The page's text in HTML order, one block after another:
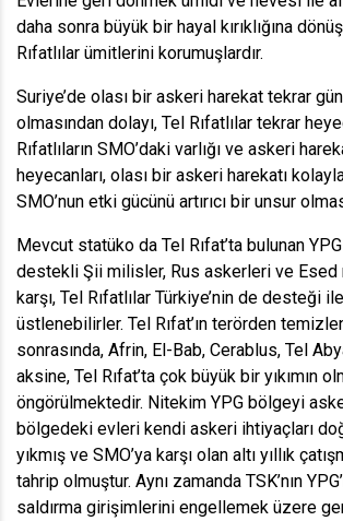
daha sonra büyük bir hayal kırıklığına
Rıfatlılar ümitlerini korumuşlardır.
Suriye’de olası bir askeri harekat tekrar
olmasından dolayı, Tel Rıfatlılar tekrar
Rıfatlıların SMO’daki varlığı ve askeri
heyecanları, olası bir askeri harekatı
SMO’nun etki gücünü artırıcı bir unsur
Mevcut statüko da Tel Rıfat’ta bulunan
destekli Şii milisler, Rus askerleri ve Esed
karşı, Tel Rıfatlılar Türkiye’nin de desteği
üstlenebilirler. Tel Rıfat’ın terörden
sonrasında, Afrin, El-Bab, Cerablus, Tel
aksine, Tel Rıfat’ta çok büyük bir yıkımın
öngörülmektedir. Nitekim YPG bölgeyi
bölgedeki evleri kendi askeri ihtiyaçları
yıkmış ve SMO’ya karşı olan altı yıllık
tahrip olmuştur. Aynı zamanda TSK’nın
saldırma girişimlerini engellemek üzere